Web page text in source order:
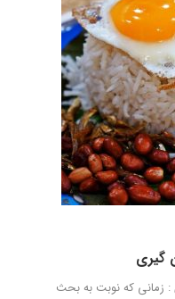
گیری
: زمانی که نوبت به بحث